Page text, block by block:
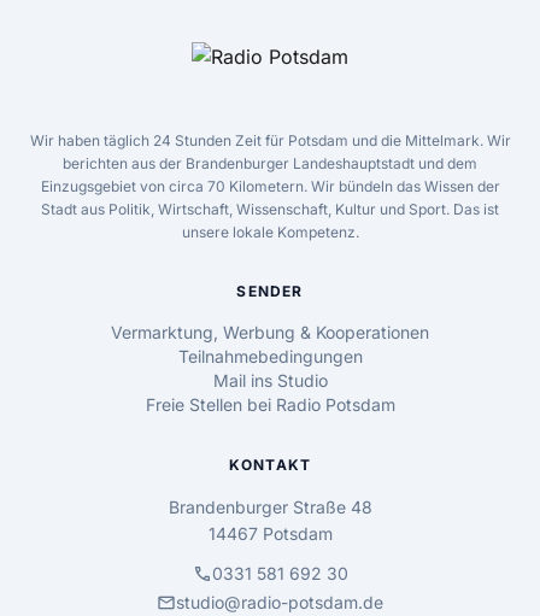
Wir haben täglich 24 Stunden Zeit für Potsdam und die Mittelmark. Wir
berichten aus der Brandenburger Landeshauptstadt und dem
Einzugsgebiet von circa 70 Kilometern. Wir bündeln das Wissen der
Stadt aus Politik, Wirtschaft, Wissenschaft, Kultur und Sport. Das ist
unsere lokale Kompetenz.
SENDER
Vermarktung, Werbung & Kooperationen
Teilnahmebedingungen
Mail ins Studio
Freie Stellen bei Radio Potsdam
KONTAKT
Brandenburger Straße 48
14467 Potsdam
call0331 581 692 30
mailstudio@radio-potsdam.de